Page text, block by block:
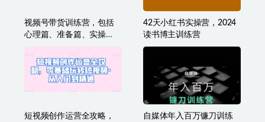
视频号带货训练营，包括
心理篇、准备篇、实操
战干货落地有效
42天小红书实操营，2024
读书博主训练营
短视频创作运营全攻略，
自媒体年入百万镰刀训练